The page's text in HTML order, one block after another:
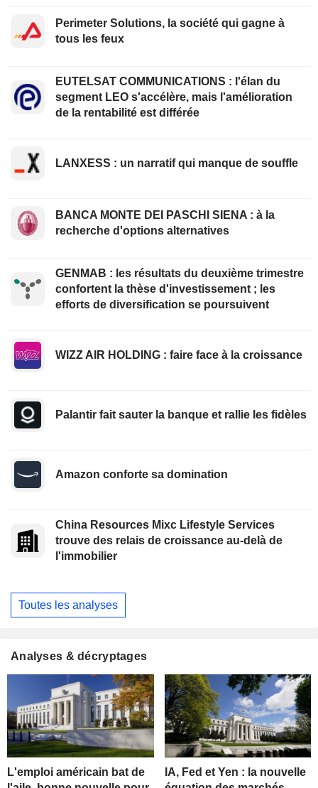
Perimeter Solutions, la société qui gagne à
tous les feux
EUTELSAT COMMUNICATIONS : l'élan du
segment LEO s'accélère, mais l'amélioration
de la rentabilité est différée
LANXESS : un narratif qui manque de souffle
BANCA MONTE DEI PASCHI SIENA : à la
recherche d'options alternatives
GENMAB : les résultats du deuxième trimestre
confortent la thèse d'investissement ; les
efforts de diversification se poursuivent
WIZZ AIR HOLDING : faire face à la croissance
Palantir fait sauter la banque et rallie les fidèles
Amazon conforte sa domination
China Resources Mixc Lifestyle Services
trouve des relais de croissance au-delà de
l'immobilier
Toutes les analyses
Analyses & décryptages
L'emploi américain bat de
IA, Fed et Yen : la nouvelle